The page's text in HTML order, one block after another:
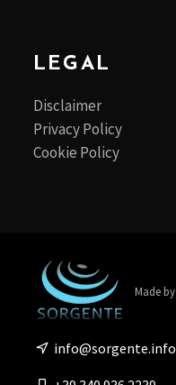
LEGAL
Disclaimer
Privacy Policy
Cookie Policy
Made by
info@sorgente.info